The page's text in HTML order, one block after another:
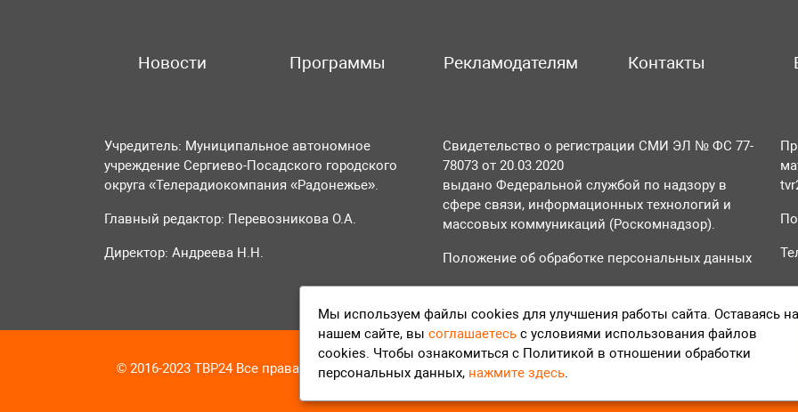
Новости Программы Рекламодателям Контакты
Учредитель: Муниципальное автономное
учреждение Сергиево-Посадского городского
округа «Телерадиокомпания «Радонежье».
Главный редактор: Перевозникова О.А.
Директор: Андреева Н.Н.
Свидетельство о регистрации СМИ ЭЛ № ФС 77-
78073 от 20.03.2020
выдано Федеральной службой по надзору в
сфере связи, информационных технологий и
массовых коммуникаций (Роскомнадзор).
Положение об обработке персональных данных
Согласие на обработку персональных данных
© 2016-2023 ТВР24 Все права защищены
Мы используем файлы cookies для улучшения работы сайта. Оставаясь на
нашем сайте, вы соглашаетесь с условиями использования файлов
cookies. Чтобы ознакомиться с Политикой в отношении обработки
персональных данных, нажмите здесь.